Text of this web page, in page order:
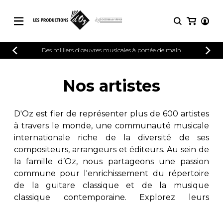
CATALOGUE
riche en œuvres originales et en
arrangements de qualité.
PARTITIONS POUR GUITARE
PARTITIONS POUR AUTRES
INSTRUMENTS
CONNEXION
INSCRIPTION
Des milliers d'œuvres musicales à portée de main
riche en œuvres originales et en
arrangements de qualité.
2 guitares
3 guitares
4 guitares
5 guitares et plus
Ensemble de
Orchestre de guitares
Concerto pour
Guitare et un autre
Nos artistes
D'Oz est fier de représenter plus de 600 artistes
à travers le monde, une communauté musicale
internationale riche de la diversité de ses
compositeurs, arrangeurs et éditeurs. Au sein de
la famille d’Oz, nous partageons une passion
commune pour l'enrichissement du répertoire
de la guitare classique et de la musique
classique contemporaine. Explorez leurs